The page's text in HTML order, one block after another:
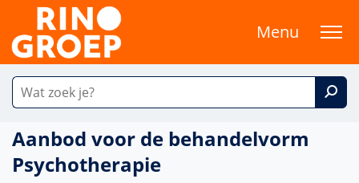
Menu
Aanbod voor de behandelvorm
Psychotherapie